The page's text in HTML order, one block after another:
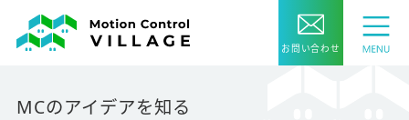
お問い合わせ
MCのアイデアを知る